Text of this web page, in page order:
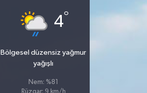
4°
Bölgesel düzensiz yağmur
yağışlı
Nem: %81
Rüzgar: 9 km/h